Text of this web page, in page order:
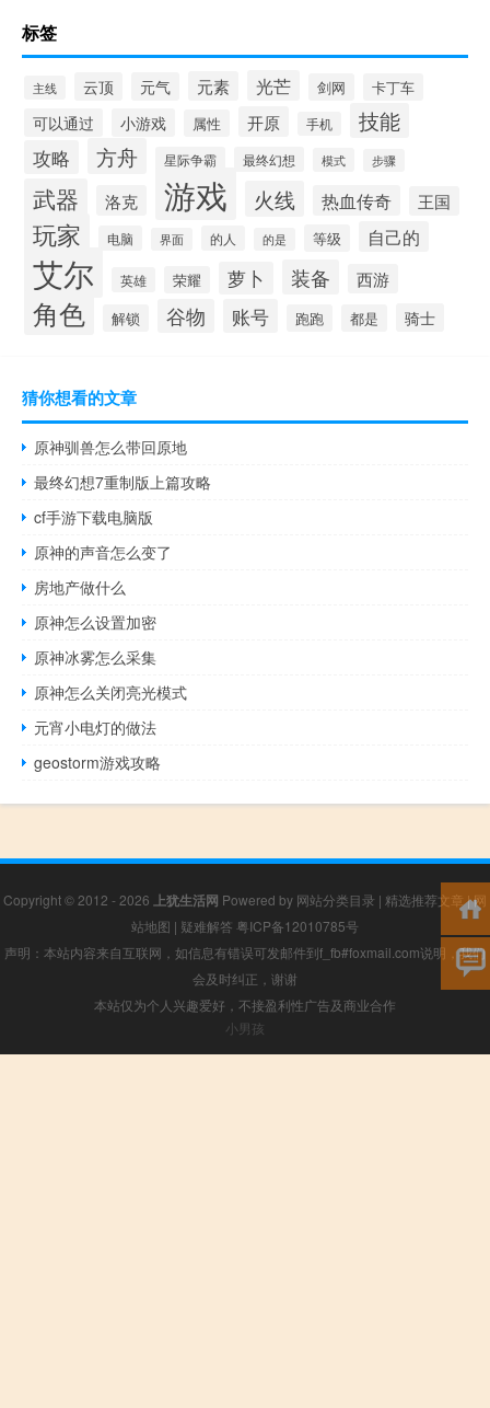
标签
主线 云顶 元气 元素 光芒 剑网 卡丁车
可以通过 小游戏 属性 开原 手机 技能
攻略 方舟 星际争霸 最终幻想 模式 步骤
武器 洛克 游戏 火线 热血传奇 王国
玩家 电脑 界面 的人 的是 等级 自己的
艾尔 英雄 荣耀 萝卜 装备 西游
角色 解锁 谷物 账号 跑跑 都是 骑士
猜你想看的文章
原神驯兽怎么带回原地
最终幻想7重制版上篇攻略
cf手游下载电脑版
原神的声音怎么变了
房地产做什么
原神怎么设置加密
原神冰雾怎么采集
原神怎么关闭亮光模式
元宵小电灯的做法
geostorm游戏攻略
Copyright © 2012 - 2026 上犹生活网 Powered by 网站分类目录 | 精选推荐文章 |网
站地图 | 疑难解答 粤ICP备12010785号
声明：本站内容来自互联网，如信息有错误可发邮件到f_fb#foxmail.com说明，我们
会及时纠正，谢谢
本站仅为个人兴趣爱好，不接盈利性广告及商业合作
小男孩